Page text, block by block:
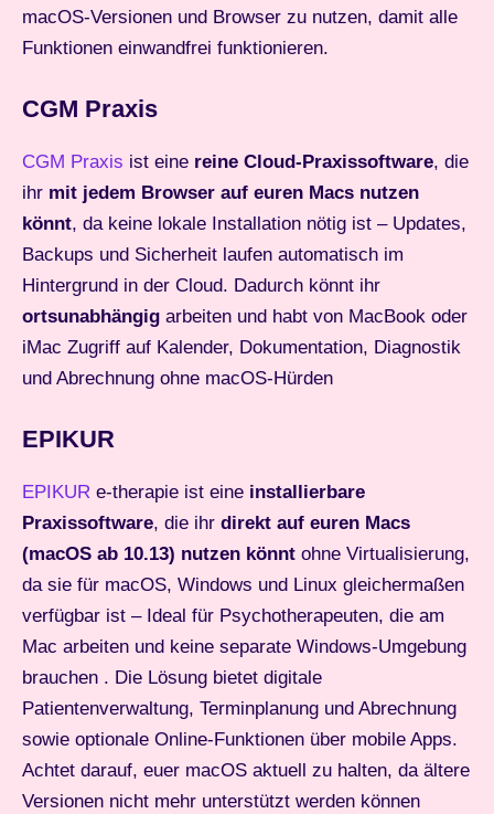
macOS-Versionen und Browser zu nutzen, damit alle
Funktionen einwandfrei funktionieren.
CGM Praxis
CGM Praxis ist eine reine Cloud-Praxissoftware, die
ihr mit jedem Browser auf euren Macs nutzen
könnt, da keine lokale Installation nötig ist – Updates,
Backups und Sicherheit laufen automatisch im
Hintergrund in der Cloud. Dadurch könnt ihr
ortsunabhängig arbeiten und habt von MacBook oder
iMac Zugriff auf Kalender, Dokumentation, Diagnostik
und Abrechnung ohne macOS-Hürden
EPIKUR
EPIKUR e-therapie ist eine installierbare
Praxissoftware, die ihr direkt auf euren Macs
(macOS ab 10.13) nutzen könnt ohne Virtualisierung,
da sie für macOS, Windows und Linux gleichermaßen
verfügbar ist – Ideal für Psychotherapeuten, die am
Mac arbeiten und keine separate Windows-Umgebung
brauchen . Die Lösung bietet digitale
Patientenverwaltung, Terminplanung und Abrechnung
sowie optionale Online-Funktionen über mobile Apps.
Achtet darauf, euer macOS aktuell zu halten, da ältere
Versionen nicht mehr unterstützt werden können